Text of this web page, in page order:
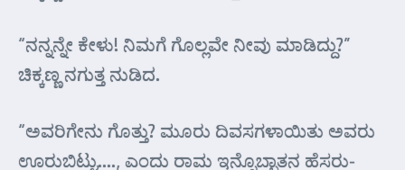
“ನನ್ನನ್ನೇ ಕೇಳು! ನಿಮಗೆ ಗೊಲ್ಲವೇ ನೀವು ಮಾಡಿದ್ದು?”
ಚಿಕ್ಕಣ್ಣ ನಗುತ್ತ ನುಡಿದ.
“ಅವರಿಗೇನು ಗೊತ್ತು? ಮೂರು ದಿವಸಗಳಾಯಿತು ಅವರು
ಊರುಬಿಟ್ಟು…., ಎಂದು ರಾಮ ಇನ್ನೊಬ್ಬಾತನ ಹೆಸರು-